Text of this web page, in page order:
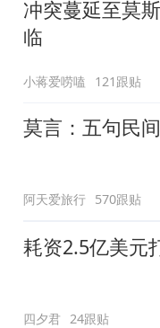
冲突蔓延至莫
临
小蒋爱唠嗑 121跟贴
莫言：五句民
阿天爱旅行 570跟贴
耗资2.5亿美元
四夕君 24跟贴